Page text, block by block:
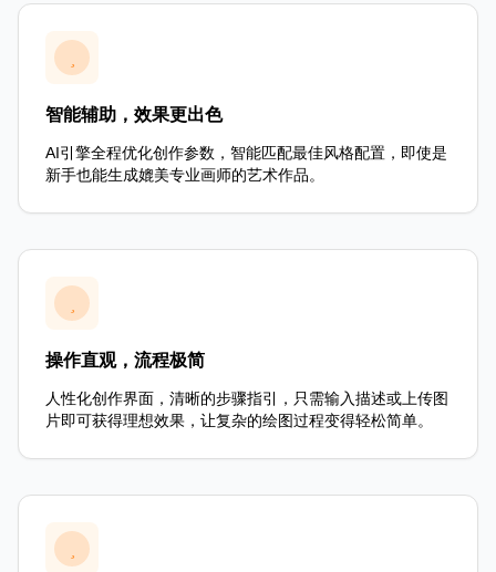
智能辅助，效果更出色
AI引擎全程优化创作参数，智能匹配最佳风格配置，即使是
新手也能生成媲美专业画师的艺术作品。
操作直观，流程极简
人性化创作界面，清晰的步骤指引，只需输入描述或上传图
片即可获得理想效果，让复杂的绘图过程变得轻松简单。